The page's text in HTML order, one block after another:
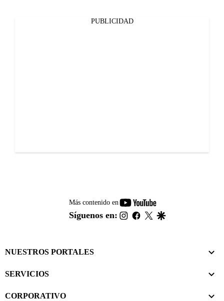
PUBLICIDAD
Más contenido en
youtube-
footer
Síguenos en: instagram
facebook
twitter
NUESTROS PORTALES
SERVICIOS
CORPORATIVO